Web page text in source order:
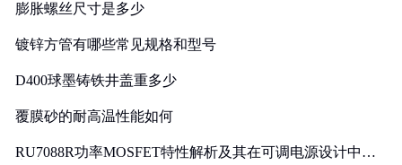
膨胀螺丝尺寸是多少
镀锌方管有哪些常见规格和型号
D400球墨铸铁井盖重多少
覆膜砂的耐高温性能如何
RU7088R功率MOSFET特性解析及其在可调电源设计中的